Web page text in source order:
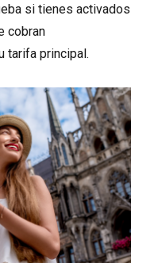
si tienes activados
cobran
tarifa principal.